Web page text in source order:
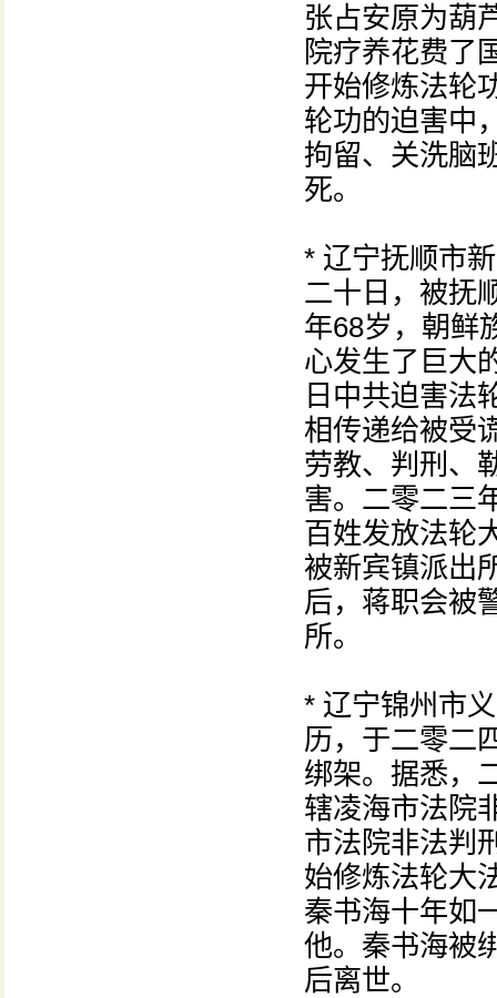
张占安原为葫
院疗养花费了
开始修炼法轮
轮功的迫害中
拘留、关洗脑
死。
* 辽宁抚顺市
二十日，被抚
年68岁，朝鲜
心发生了巨大
日中共迫害法
相传递给被受
劳教、判刑、
害。二零二三
百姓发放法轮
被新宾镇派出
后，蒋职会被
所。
* 辽宁锦州市
历，于二零二
绑架。据悉，
辖凌海市法院
市法院非法判
始修炼法轮大
秦书海十年如
他。秦书海被
后离世。